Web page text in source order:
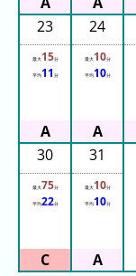
間
1
日
2
日
前
3
前
23
最大15分
平均11 分
24
最大10分
平均10分
30
最大75分
平均22分
31
最大10分
平均10分